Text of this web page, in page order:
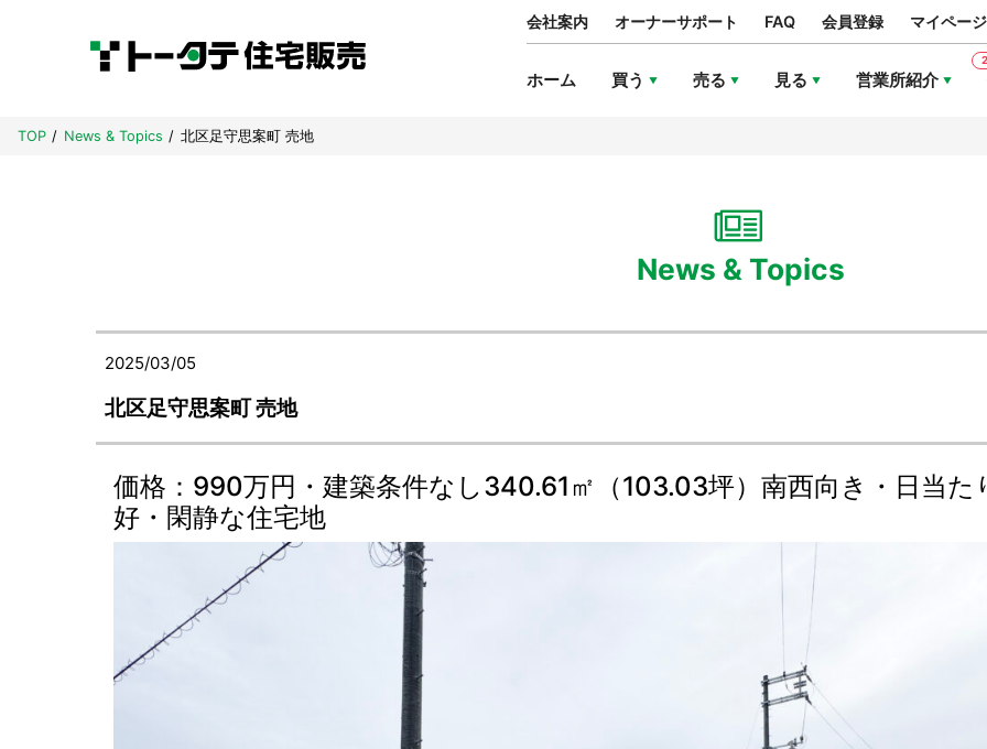
会社案内 オーナーサポート FAQ 会員登録 マイページ
ホーム 買う 売る 見る 営業所紹介
TOP News & Topics 北区足守思案町 売地
News & Topics
2025/03/05
北区足守思案町 売地
価格：990万円・建築条件なし340.61㎡（103.03坪）南西向き・日当た
好・閑静な住宅地